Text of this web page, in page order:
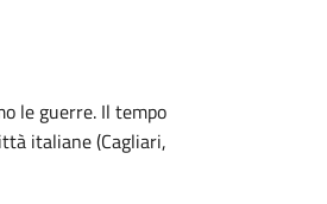
le guerre. Il tempo
italiane (Cagliari,